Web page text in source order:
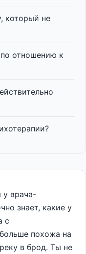
который не
отношению к
у врача-
знает, какие у
с
похожа на
в брод. Ты не